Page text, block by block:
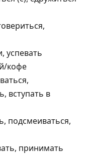
успевать
кофе
вступать в
подсмеиваться,
принимать